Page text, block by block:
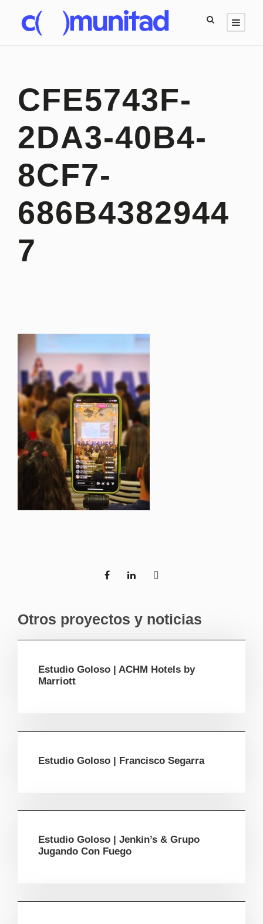
CFE5743F-
2DA3-40B4-
8CF7-
686B4382944
7
Otros proyectos y noticias
Estudio Goloso | ACHM Hotels by
Marriott
Estudio Goloso | Francisco Segarra
Estudio Goloso | Jenkin’s & Grupo
Jugando Con Fuego